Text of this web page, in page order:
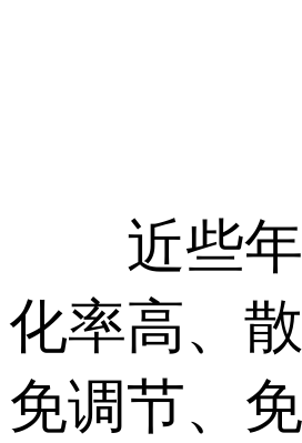
近些年
化率高、
免调节、